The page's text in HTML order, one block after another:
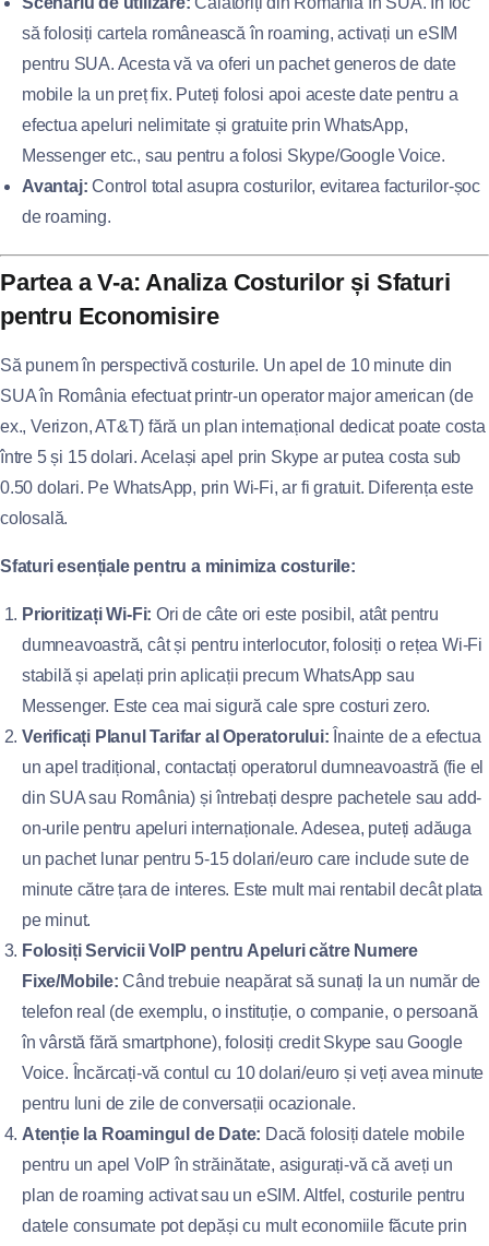
să folosiți cartela românească în roaming, activați un eSIM
pentru SUA. Acesta vă va oferi un pachet generos de date
mobile la un preț fix. Puteți folosi apoi aceste date pentru a
efectua apeluri nelimitate și gratuite prin WhatsApp,
Messenger etc., sau pentru a folosi Skype/Google Voice.
Avantaj: Control total asupra costurilor, evitarea facturilor-șoc
de roaming.
Partea a V-a: Analiza Costurilor și Sfaturi
pentru Economisire
Să punem în perspectivă costurile. Un apel de 10 minute din
SUA în România efectuat printr-un operator major american (de
ex., Verizon, AT&T) fără un plan internațional dedicat poate costa
între 5 și 15 dolari. Același apel prin Skype ar putea costa sub
0.50 dolari. Pe WhatsApp, prin Wi-Fi, ar fi gratuit. Diferența este
colosală.
Sfaturi esențiale pentru a minimiza costurile:
Prioritizați Wi-Fi: Ori de câte ori este posibil, atât pentru
dumneavoastră, cât și pentru interlocutor, folosiți o rețea Wi-Fi
stabilă și apelați prin aplicații precum WhatsApp sau
Messenger. Este cea mai sigură cale spre costuri zero.
Verificați Planul Tarifar al Operatorului: Înainte de a efectua
un apel tradițional, contactați operatorul dumneavoastră (fie el
din SUA sau România) și întrebați despre pachetele sau add-
on-urile pentru apeluri internaționale. Adesea, puteți adăuga
un pachet lunar pentru 5-15 dolari/euro care include sute de
minute către țara de interes. Este mult mai rentabil decât plata
pe minut.
Folosiți Servicii VoIP pentru Apeluri către Numere
Fixe/Mobile: Când trebuie neapărat să sunați la un număr de
telefon real (de exemplu, o instituție, o companie, o persoană
în vârstă fără smartphone), folosiți credit Skype sau Google
Voice. Încărcați-vă contul cu 10 dolari/euro și veți avea minute
pentru luni de zile de conversații ocazionale.
Atenție la Roamingul de Date: Dacă folosiți datele mobile
pentru un apel VoIP în străinătate, asigurați-vă că aveți un
plan de roaming activat sau un eSIM. Altfel, costurile pentru
datele consumate pot depăși cu mult economiile făcute prin